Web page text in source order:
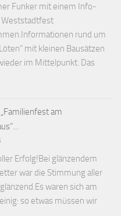
Funker mit einem Info-
Weststadtfest
rund um
mit kleinen Bausätzen
im Mittelpunkt. Das
am
Erfolg!Bei glänzendem
war die Stimmung aller
waren sich am
so etwas müssen wir